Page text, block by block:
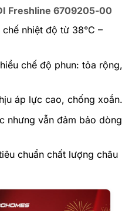
Freshline 6709205-00
nhiệt độ từ 38°C –
chế độ phun: tỏa rộng,
áp lực cao, chống xoắn.
nhưng vẫn đảm bảo dòng
chuẩn chất lượng châu